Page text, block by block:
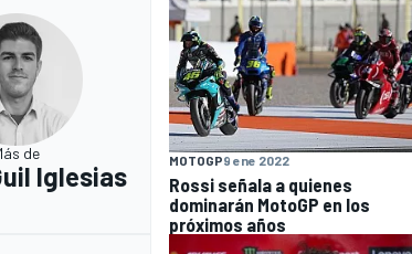
de
Iglesias
MOTOGP9 ene 2022
Rossi señala a quienes
dominarán MotoGP en los
próximos años